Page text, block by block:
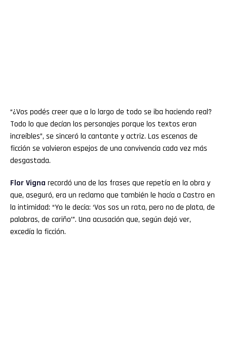
“¿Vos podés creer que a lo largo de todo se iba haciendo real?
Todo lo que decían los personajes porque los textos eran
increíbles”, se sinceró la cantante y actriz. Las escenas de
ficción se volvieron espejos de una convivencia cada vez más
desgastada.
FlorVigna recordó una de las frases que repetía en la obra y
que, aseguró, era un reclamo que también le hacía a Castro en
la intimidad: “Yo le decía: ‘Vos sos un rata, pero no de plata, de
palabras, de cariño’”. Una acusación que, según dejó ver,
excedía la ficción.